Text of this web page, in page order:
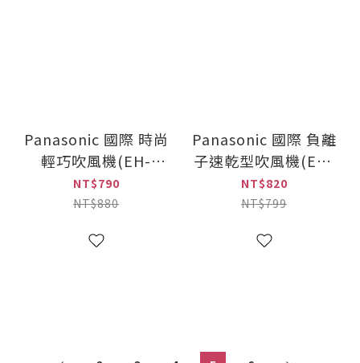
Panasonic 國際 時尚
輕巧吹風機(EH-
ND56)
NT$790
NT$880
Panasonic 國際 負離
子速乾型吹風機(EH-
NE11)
NT$820
NT$799